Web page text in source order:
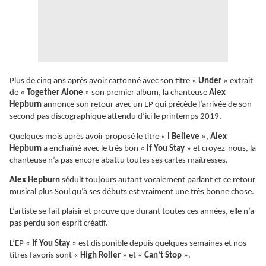
Plus de cinq ans après avoir cartonné avec son titre « Under » extrait
de « Together Alone » son premier album, la chanteuse Alex
Hepburn annonce son retour avec un EP qui précède l’arrivée de son
second pas discographique attendu d’ici le printemps 2019.
Quelques mois après avoir proposé le titre « I Believe », Alex
Hepburn a enchaîné avec le très bon « If You Stay » et croyez-nous, la
chanteuse n’a pas encore abattu toutes ses cartes maîtresses.
Alex Hepburn séduit toujours autant vocalement parlant et ce retour
musical plus Soul qu’à ses débuts est vraiment une très bonne chose.
L’artiste se fait plaisir et prouve que durant toutes ces années, elle n’a
pas perdu son esprit créatif.
L’EP « If You Stay » est disponible depuis quelques semaines et nos
titres favoris sont « High Roller » et « Can’t Stop ».